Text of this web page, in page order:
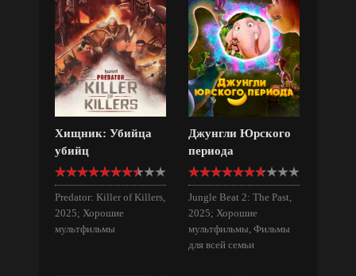
Хищник: Убийца
убийц
Predator: Killer of Killers,
2025; Хорошие
мультфильмы
Джунгли Юрского
периода
Jungle Beat 2: The Past,
2025; Хорошие
мультфильмы, Фильмы
для всей семьи